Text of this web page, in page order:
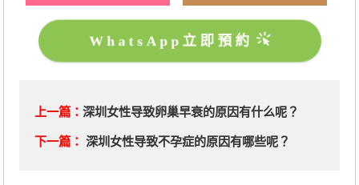
WhatsApp立即預約
上一篇： 深圳女性导致卵巢早衰的原因有什么呢？
下一篇： 深圳女性导致不孕症的原因有哪些呢？